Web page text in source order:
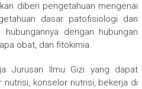
diberi pengetahuan mengenai
dasar patofisiologi dan
dengan hubungan
obat, dan fitokimia.
Jurusan Ilmu Gizi yang dapat
nutrisi, konselor nutrisi, bekerja di